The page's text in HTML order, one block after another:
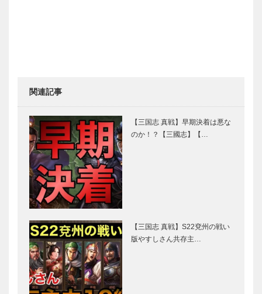
関連記事
【三国志 真戦】早期決着は悪な
のか！？【三國志】【…
【三国志 真戦】S22兗州の戦い
版やすしさん共存主…